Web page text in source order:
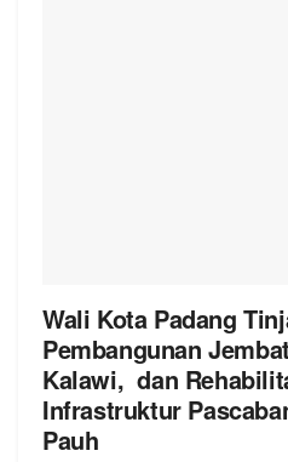
Wali Kota Padang
Pembangunan
Kalawi, dan
Infrastruktur
Pauh